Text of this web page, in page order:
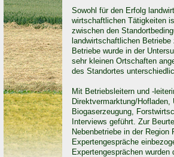
Sowohl für den Erfolg
wirtschaftlichen Tätigkeiten
zwischen den
landwirtschaftlichen
Betriebe wurde in der
sehr kleinen Ortschaften
des Standortes
Mit Betriebsleitern und -
Direktvermarktung/
Biogaserzeugung,
Interviews geführt. Zur
Nebenbetriebe in der
Expertengespräche
Expertengesprächen